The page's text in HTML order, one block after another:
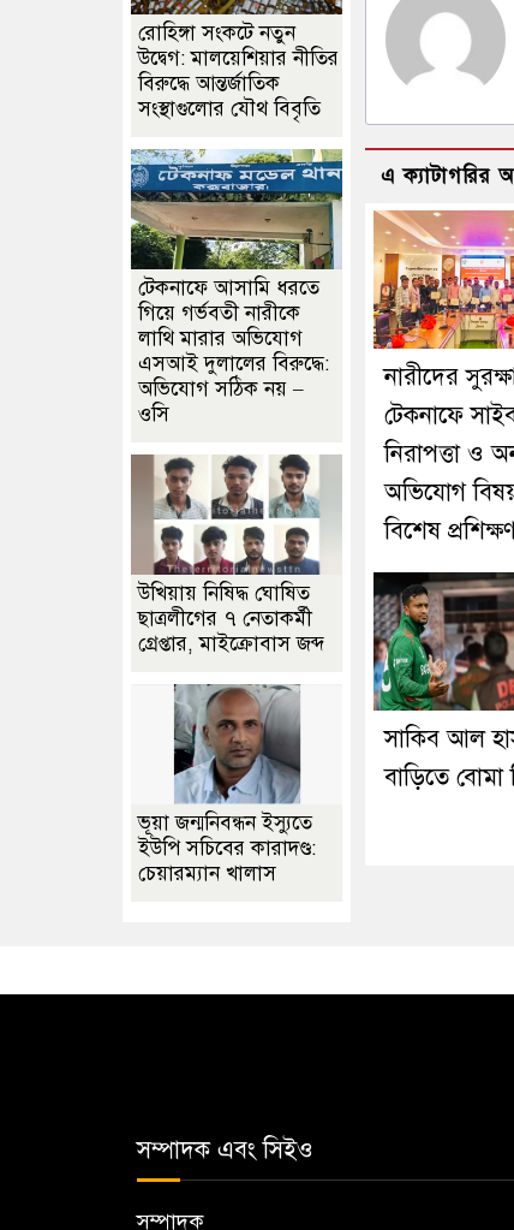
এ ক্যাটাগরির
নারীদের
টেকনাফে
নিরাপত্তা ও
অভিযোগ
বিশেষ
সাকিব আল
বাড়িতে বোমা
রোহিঙ্গা সংকটে নতুন
উদ্বেগ: মালয়েশিয়ার নীতির
বিরুদ্ধে আন্তর্জাতিক
সংস্থাগুলোর যৌথ বিবৃতি
টেকনাফে আসামি ধরতে
গিয়ে গর্ভবতী নারীকে
লাথি মারার অভিযোগ
এসআই দুলালের বিরুদ্ধে:
অভিযোগ সঠিক নয় –
ওসি
উখিয়ায় নিষিদ্ধ ঘোষিত
ছাত্রলীগের ৭ নেতাকর্মী
গ্রেপ্তার, মাইক্রোবাস জব্দ
ভূয়া জন্মনিবন্ধন ইস্যুতে
ইউপি সচিবের কারাদণ্ড:
চেয়ারম্যান খালাস
সম্পাদক এবং সিইও
সম্পাদক